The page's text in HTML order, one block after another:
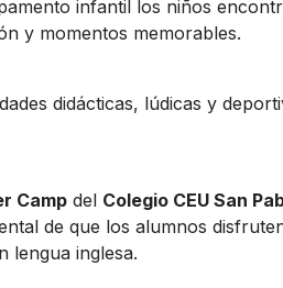
infantil los niños
y momentos memorables.
didácticas, lúdicas y
Campdel Colegio CEU San
de que los alumnos
lengua inglesa.